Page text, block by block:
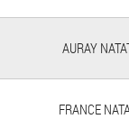
AURAY
FRANCE